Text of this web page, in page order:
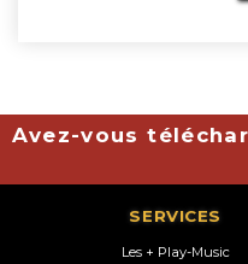
Avez-vous
SERVICES
Les + Play-Music